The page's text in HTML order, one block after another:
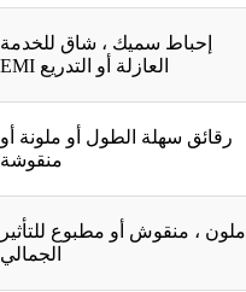
إحباط سميك ، شاق للخدمة
العازلة أو التدريع EMI
رقائق سهلة الطول أو ملونة أو
منقوشة
ملون ، منقوش أو مطبوع للتأثير
الجمالي